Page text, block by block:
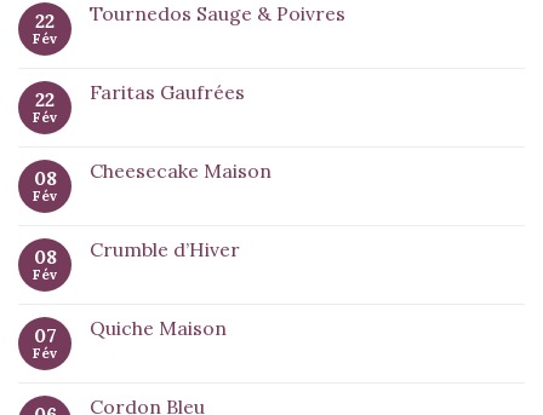
22
Fév
Tournedos Sauge & Poivres
22
Fév
Faritas Gaufrées
08
Fév
Cheesecake Maison
08
Fév
Crumble d’Hiver
07
Fév
Quiche Maison
Cordon Bleu